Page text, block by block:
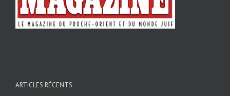
ARTICLES RÉCENTS